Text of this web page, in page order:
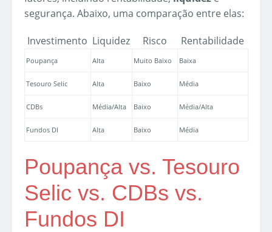
segurança. Abaixo, uma comparação entre elas:
Investimento Liquidez Risco Rentabilidade
Poupança Alta Muito Baixo Baixa
Tesouro Selic Alta Baixo Média
CDBs Média/Alta Baixo Média/Alta
Fundos DI Alta Baixo Média
Poupança vs. Tesouro
Selic vs. CDBs vs.
Fundos DI